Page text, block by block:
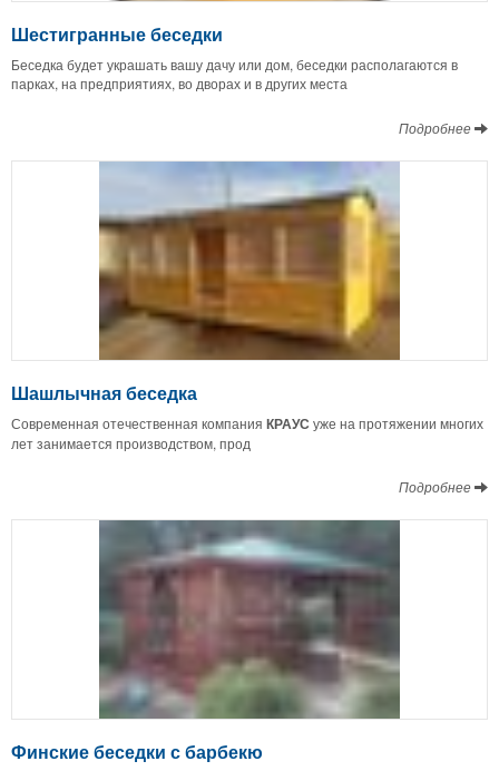
Шестигранные беседки
Беседка будет украшать вашу дачу или дом, беседки располагаются в
парках, на предприятиях, во дворах и в других места
Подробнее
Шашлычная беседка
Современная отечественная компания КРАУС уже на протяжении многих
лет занимается производством, прод
Подробнее
Финские беседки с барбекю